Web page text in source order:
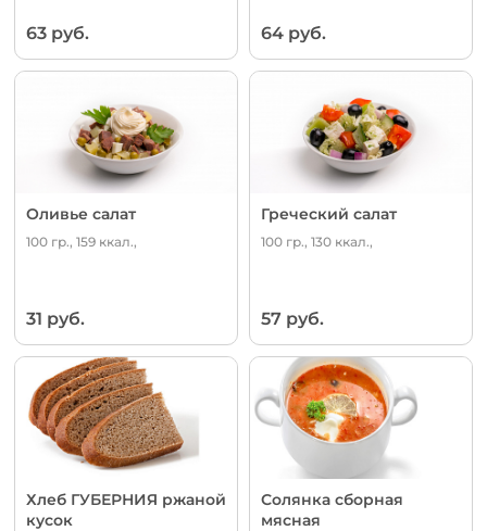
63 руб. 64 руб.
Оливье салат
100 гр., 159 ккал.,
31 руб.
Греческий салат
100 гр., 130 ккал.,
57 руб.
Хлеб ГУБЕРНИЯ ржаной
кусок
Солянка сборная
мясная